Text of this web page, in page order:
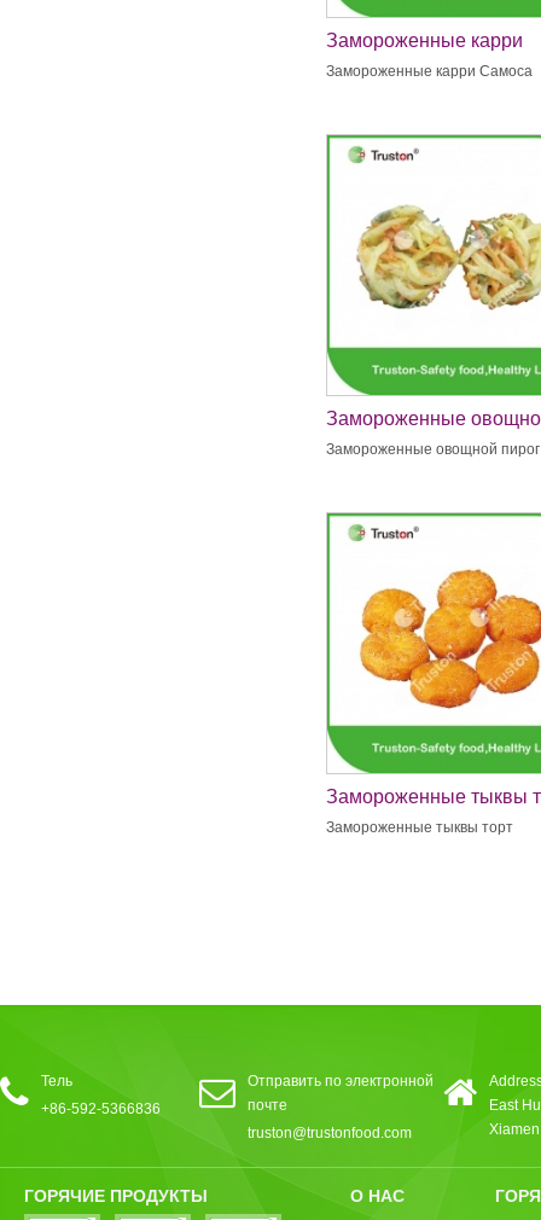
Замороженные карри
Самоса
Замороженные карри Самоса
Замороженные
пирог
Замороженные овощной пирог
Замороженные тыквы
Замороженные тыквы торт
Тель
+86-592-5366836
Отправить по электронной
почте
truston@trustonfood.com
East
ГОРЯЧИЕ ПРОДУКТЫ О НАС